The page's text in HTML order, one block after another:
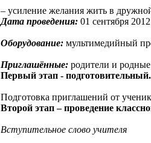
– усиление желания жить в
Дата проведения: 01 сентября
Оборудование: мультимедийный
Приглашённые: родители и родные
Первый этап - подготовительный.
Подготовка приглашений от
Второй этап – проведение
Вступительное слово учителя